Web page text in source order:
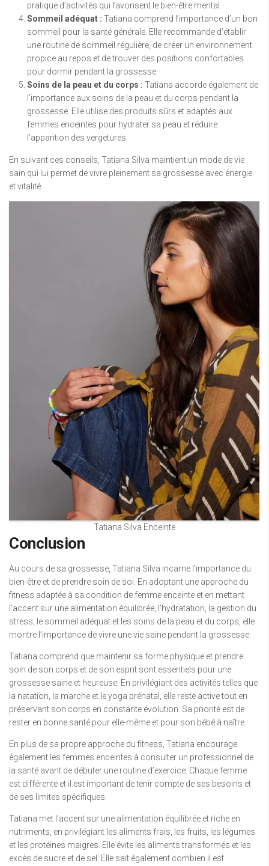
pratique d’activités qui favorisent le bien-être mental.
Sommeil adéquat : Tatiana comprend l’importance d’un bon
sommeil pour la santé générale. Elle recommande d’établir
une routine de sommeil régulière, de créer un environnement
propice au repos et de trouver des positions confortables
pour dormir pendant la grossesse.
Soins de la peau et du corps : Tatiana accorde également de
l’importance aux soins de la peau et du corps pendant la
grossesse. Elle utilise des produits sûrs et adaptés aux
femmes enceintes pour hydrater sa peau et réduire
l’apparition des vergetures.
En suivant ces conseils, Tatiana Silva maintient un mode de vie
sain qui lui permet de vivre pleinement sa grossesse avec énergie
et vitalité.
Tatiana Silva Enceinte
Conclusion
Au cours de sa grossesse, Tatiana Silva incarne l’importance du
bien-être et de prendre soin de soi. En adoptant une approche du
fitness adaptée à sa condition de femme enceinte et en mettant
l’accent sur une alimentation équilibrée, l’hydratation, la gestion du
stress, le sommeil adéquat et les soins de la peau et du corps, elle
montre l’importance de vivre une vie saine pendant la grossesse.
Tatiana comprend que maintenir sa forme physique et prendre
soin de son corps et de son esprit sont essentiels pour une
grossesse saine et heureuse. En privilégiant des activités telles que
la natation, la marche et le yoga prénatal, elle reste active tout en
préservant son corps en constante évolution. Sa priorité est de
rester en bonne santé pour elle-même et pour son bébé à naître.
En plus de sa propre approche du fitness, Tatiana encourage
également les femmes enceintes à consulter un professionnel de
la santé avant de débuter une routine d’exercice. Chaque femme
est différente et il est important de tenir compte de ses besoins et
de ses limites spécifiques.
Tatiana met l’accent sur une alimentation équilibrée et riche en
nutriments, en privilégiant les aliments frais, les fruits, les légumes
et les protéines maigres. Elle évite les aliments transformés et les
excès de sucre et de sel. Elle sait également combien il est